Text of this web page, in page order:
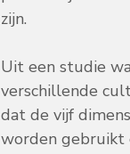
zijn.
Uit een studie
verschillende
dat de vijf
worden gebruikt